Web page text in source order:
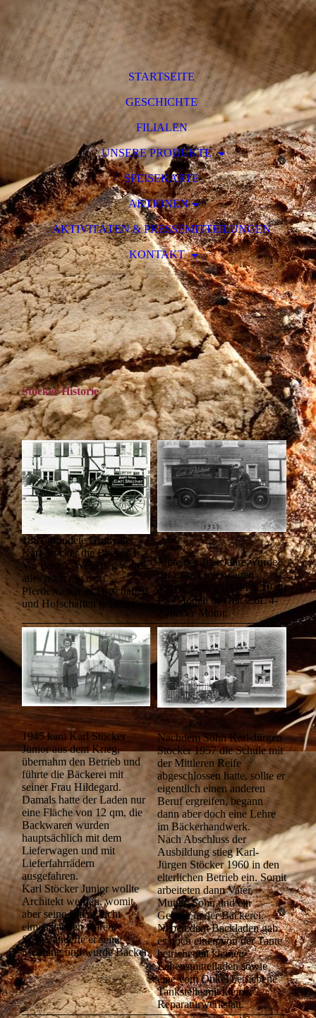
STARTSEITE
GESCHICHTE
FILIALEN
UNSERE PRODUKTE
SPEISEKARTE
AKTIONEN
AKTIVITÄTEN & PRESSEMITTEILUNGEN
KONTAKT
Stöcker Historie
1881 gründete Großvater
Karl Stöcker die Bäckerei:
Vor dem 1. Weltkrieg wurde
alles noch mit dem
Pferdewagen an Ortschaften
und Hofschaften geliefert.
Mitte der 20er Jahre wurde
der erste Lieferwagen
angeschafft, ein OPEL 10/40
PS (Modell 80) mit 2,6L 4-
Zylinder Motor.
1945 kam Karl Stöcker
Junior aus dem Krieg,
übernahm den Betrieb und
führte die Bäckerei mit
seiner Frau Hildegard.
Damals hatte der Laden nur
eine Fläche von 12 qm, die
Backwaren wurden
hauptsächlich mit dem
Lieferwagen und mit
Lieferfahrrädern
ausgefahren.
Karl Stöcker Junior wollte
Architekt werden, womit
aber seine Eltern nicht
einverstanden waren.
Später änderte er seine
Meinung und wurde Bäcker.
Nachdem Sohn Karl-Jürgen
Stöcker 1957 die Schule mit
der Mittleren Reife
abgeschlossen hatte, sollte er
eigentlich einen anderen
Beruf ergreifen, begann
dann aber doch eine Lehre
im Bäckerhandwerk.
Nach Abschluss der
Ausbildung stieg Karl-
Jürgen Stöcker 1960 in den
elterlichen Betrieb ein. Somit
arbeiteten dann Vater,
Mutter, Sohn und ein
Geselle in der Bäckerei.
Neben dem Backladen gab
es noch einen von der Tante
betriebenen kleinen
Lebensmittelladen sowie
eine vom Onkel betriebene
Tankstelle mit kleiner
Reparaturwerkstatt.